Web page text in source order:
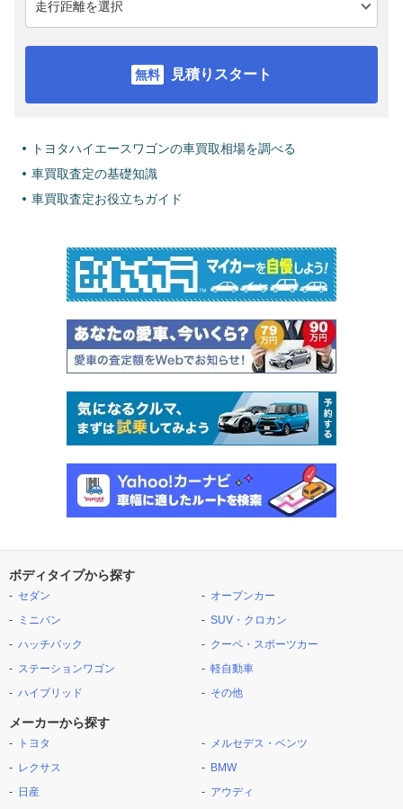
見積りスタート
トヨタハイエースワゴンの車買取相場を調べる
車買取査定の基礎知識
車買取査定お役立ちガイド
ボディタイプから探す
セダン
ミニバン
ハッチバック
ステーションワゴン
ハイブリッド
オープンカー
SUV・クロカン
クーペ・スポーツカー
軽自動車
その他
メーカーから探す
トヨタ
レクサス
日産
メルセデス・ベンツ
BMW
アウディ